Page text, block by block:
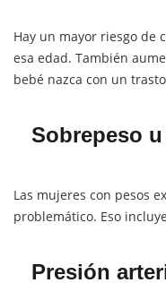
Hay un mayor riesgo de
esa edad. También
bebé nazca con un
Sobrepeso
Las mujeres con pesos
problemático. Eso
Presión